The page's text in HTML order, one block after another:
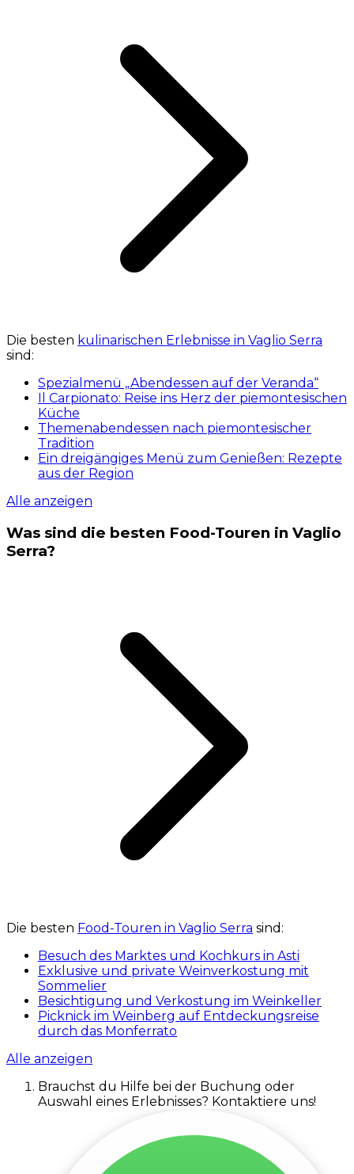
Die besten kulinarischen Erlebnisse in Vaglio Serra
sind:
Spezialmenü „Abendessen auf der Veranda“
Il Carpionato: Reise ins Herz der piemontesischen
Küche
Themenabendessen nach piemontesischer
Tradition
Ein dreigängiges Menü zum Genießen: Rezepte
aus der Region
Alle anzeigen
Was sind die besten Food-Touren in Vaglio
Serra?
Die besten Food-Touren in Vaglio Serra sind:
Besuch des Marktes und Kochkurs in Asti
Exklusive und private Weinverkostung mit
Sommelier
Besichtigung und Verkostung im Weinkeller
Picknick im Weinberg auf Entdeckungsreise
durch das Monferrato
Alle anzeigen
Brauchst du Hilfe bei der Buchung oder
Auswahl eines Erlebnisses? Kontaktiere uns!